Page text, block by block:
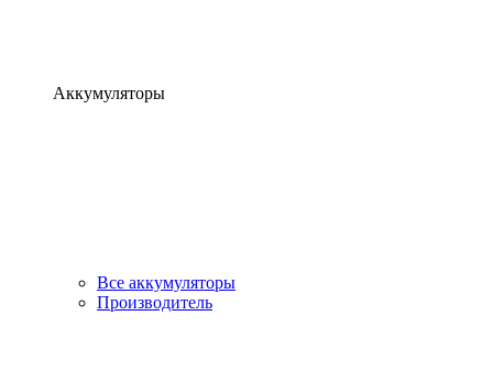
Аккумуляторы
Все аккумуляторы
Производитель